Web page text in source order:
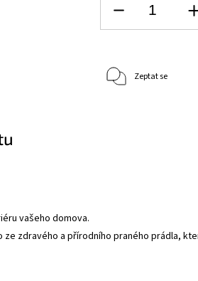
Zeptat se
vašeho domova.
ze zdravého a přírodního praného prádla,